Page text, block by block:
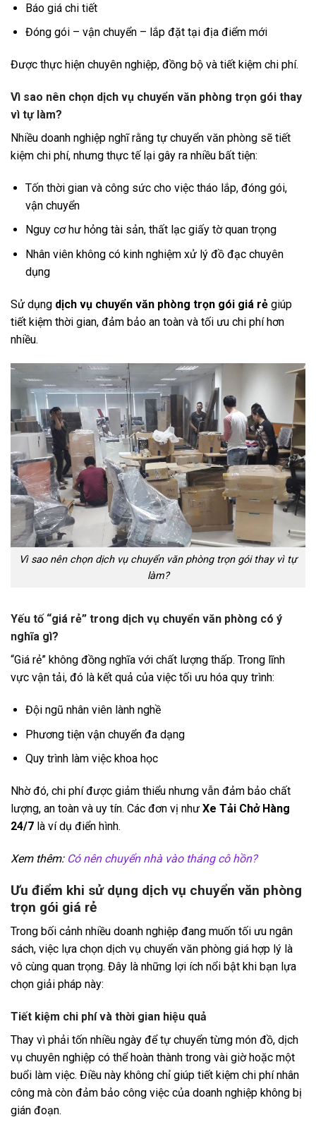
Báo giá chi tiết
Đóng gói – vận chuyển – lắp đặt tại địa điểm mới
Được thực hiện chuyên nghiệp, đồng bộ và tiết kiệm chi phí.
Vì sao nên chọn dịch vụ chuyển văn phòng trọn gói thay
vì tự làm?
Nhiều doanh nghiệp nghĩ rằng tự chuyển văn phòng sẽ tiết
kiệm chi phí, nhưng thực tế lại gây ra nhiều bất tiện:
Tốn thời gian và công sức cho việc tháo lắp, đóng gói,
vận chuyển
Nguy cơ hư hỏng tài sản, thất lạc giấy tờ quan trọng
Nhân viên không có kinh nghiệm xử lý đồ đạc chuyên
dụng
Sử dụng dịch vụ chuyển văn phòng trọn gói giá rẻ giúp
tiết kiệm thời gian, đảm bảo an toàn và tối ưu chi phí hơn
nhiều.
Vì sao nên chọn dịch vụ chuyển văn phòng trọn gói thay vì tự
làm?
Yếu tố “giá rẻ” trong dịch vụ chuyển văn phòng có ý
nghĩa gì?
“Giá rẻ” không đồng nghĩa với chất lượng thấp. Trong lĩnh
vực vận tải, đó là kết quả của việc tối ưu hóa quy trình:
Đội ngũ nhân viên lành nghề
Phương tiện vận chuyển đa dạng
Quy trình làm việc khoa học
Nhờ đó, chi phí được giảm thiểu nhưng vẫn đảm bảo chất
lượng, an toàn và uy tín. Các đơn vị như Xe Tải Chở Hàng
24/7 là ví dụ điển hình.
Xem thêm: Có nên chuyển nhà vào tháng cô hồn?
Ưu điểm khi sử dụng dịch vụ chuyển văn phòng
trọn gói giá rẻ
Trong bối cảnh nhiều doanh nghiệp đang muốn tối ưu ngân
sách, việc lựa chọn dịch vụ chuyển văn phòng giá hợp lý là
vô cùng quan trọng. Đây là những lợi ích nổi bật khi bạn lựa
chọn giải pháp này:
Tiết kiệm chi phí và thời gian hiệu quả
Thay vì phải tốn nhiều ngày để tự chuyển từng món đồ, dịch
vụ chuyên nghiệp có thể hoàn thành trong vài giờ hoặc một
buổi làm việc. Điều này không chỉ giúp tiết kiệm chi phí nhân
công mà còn đảm bảo công việc của doanh nghiệp không bị
gián đoạn.